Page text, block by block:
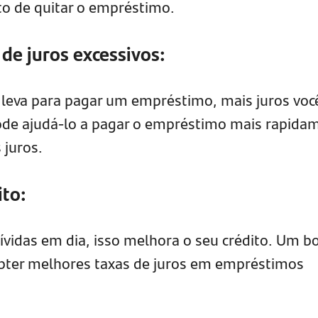
de quitar o empréstimo.
juros excessivos:
para pagar um empréstimo, mais juros
ajudá-lo a pagar o empréstimo mais
em dia, isso melhora o seu crédito. Um
melhores taxas de juros em empréstimos